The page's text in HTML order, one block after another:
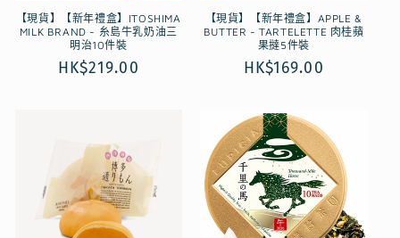
【現貨】【新年禮盒】ITOSHIMA
MILK BRAND - 糸島牛乳奶油三
明治10件裝
定
HK$219.00
【現貨】【新年禮盒】APPLE &
BUTTER - TARTELETTE 肉桂蘋
果撻5件裝
定
HK$169.00